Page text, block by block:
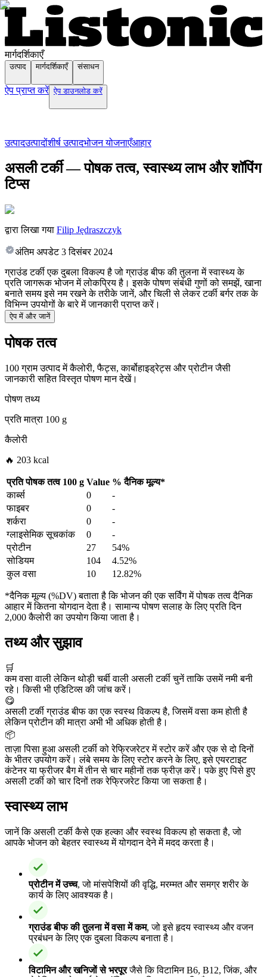
मार्गदर्शिकाएँ
उत्पाद मार्गदर्शिकाएँ संसाधन
ऐप प्राप्त करें ऐप डाउनलोड करें
उत्पादउत्पादोंशीर्ष उत्पादभोजन योजनाएँआहार
असली टर्की — पोषक तत्व, स्वास्थ्य लाभ और शॉपिंग
टिप्स
द्वारा लिखा गया Filip Jędraszczyk
अंतिम अपडेट 3 दिसंबर 2024
ग्राउंड टर्की एक दुबला विकल्प है जो ग्राउंड बीफ की तुलना में स्वास्थ्य के
प्रति जागरूक भोजन में लोकप्रिय है। इसके पोषण संबंधी गुणों को समझें, खाना
बनाते समय इसे नम रखने के तरीके जानें, और चिली से लेकर टर्की बर्गर तक के
विभिन्न उपयोगों के बारे में जानकारी प्राप्त करें।
ऐप में और जानें
पोषक तत्व
100 ग्राम उत्पाद में कैलोरी, फैट्स, कार्बोहाइड्रेट्स और प्रोटीन जैसी
जानकारी सहित विस्तृत पोषण मान देखें।
पोषण तथ्य
प्रति मात्रा 100 g
कैलोरी
🔥 203 kcal
प्रति पोषक तत्व 100 g Value %दैनिक मूल्य*
कार्ब्स
0
-
फाइबर
0
-
शर्करा
0
-
ग्लाइसेमिक सूचकांक
0
-
प्रोटीन
27
54%
सोडियम
104
4.52%
कुल वसा
10 12.82%
*दैनिक मूल्य (%DV) बताता है कि भोजन की एक सर्विंग में पोषक तत्व दैनिक
आहार में कितना योगदान देता है। सामान्य पोषण सलाह के लिए प्रति दिन
2,000 कैलोरी का उपयोग किया जाता है।
तथ्य और सुझाव
🛒
कम वसा वाली लेकिन थोड़ी चर्बी वाली असली टर्की चुनें ताकि उसमें नमी बनी
रहे। किसी भी एडिटिव्स की जांच करें।
😋
असली टर्की ग्राउंड बीफ का एक स्वस्थ विकल्प है, जिसमें वसा कम होती है
लेकिन प्रोटीन की मात्रा अभी भी अधिक होती है।
📦
ताज़ा पिसा हुआ असली टर्की को रेफ्रिजरेटर में स्टोर करें और एक से दो दिनों
के भीतर उपयोग करें। लंबे समय के लिए स्टोर करने के लिए, इसे एयरटाइट
कंटेनर या फ्रीजर बैग में तीन से चार महीनों तक फ्रीज़ करें। पके हुए पिसे हुए
असली टर्की को चार दिनों तक रेफ्रिजरेट किया जा सकता है।
स्वास्थ्य लाभ
जानें कि असली टर्की कैसे एक हल्का और स्वस्थ विकल्प हो सकता है, जो
आपके भोजन को बेहतर स्वास्थ्य में योगदान देने में मदद करता है।
प्रोटीन में उच्च, जो मांसपेशियों की वृद्धि, मरम्मत और समग्र शरीर के
कार्य के लिए आवश्यक है।
ग्राउंड बीफ की तुलना में वसा में कम, जो इसे हृदय स्वास्थ्य और वजन
प्रबंधन के लिए एक दुबला विकल्प बनाता है।
विटामिन और खनिजों से भरपूरजैसे कि विटामिन B6, B12, जिंक, और